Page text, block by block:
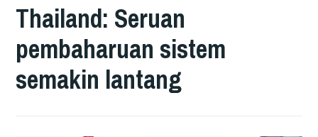
Thailand: Seruan
pembaharuan sistem
semakin lantang